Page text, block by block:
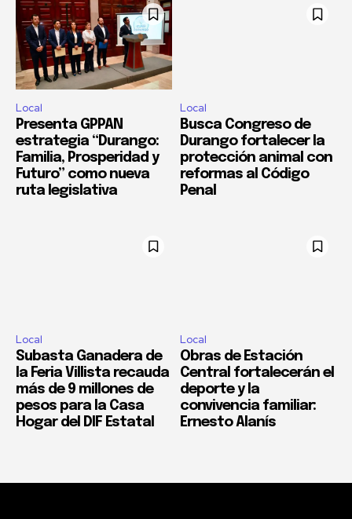
Local
Presenta GPPAN
estrategia “Durango:
Familia, Prosperidad y
Futuro” como nueva
ruta legislativa
Local
Busca Congreso de
Durango fortalecer la
protección animal con
reformas al Código
Penal
Local
Subasta Ganadera de
la Feria Villista recauda
más de 9 millones de
pesos para la Casa
Hogar del DIF Estatal
Local
Obras de Estación
Central fortalecerán el
deporte y la
convivencia familiar:
Ernesto Alanís